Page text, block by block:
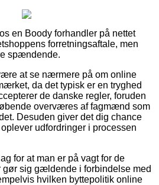
en Boody forhandler på nettet
forretningsaftale, men
spændende.
at se nærmere på om online
da det typisk er en tryghed
de danske regler, foruden
overværes af fagmænd som
Desuden giver det dig chance
udfordringer i processen
for at man er på vagt for de
sig gældende i forbindelse med
hvilken byttepolitik online